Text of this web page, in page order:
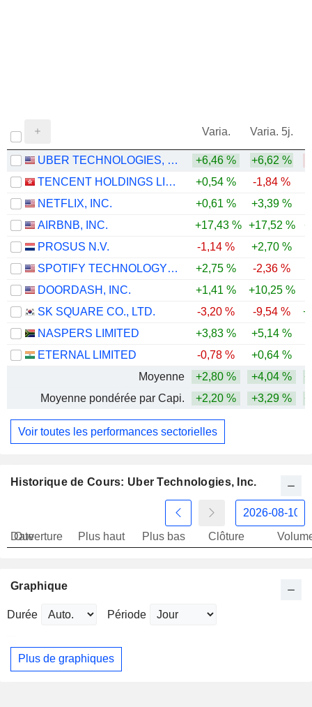
Varia. Varia. 5j.
UBER TECHNOLOGIES, INC. +6,46 % +6,62 %
TENCENT HOLDINGS LIMITED
+0,54 % -1,84 %
NETFLIX, INC.
+0,61 % +3,39 %
AIRBNB, INC.
+17,43 % +17,52 %
PROSUS N.V.
-1,14 % +2,70 %
SPOTIFY TECHNOLOGY S.A.
+2,75 % -2,36 %
DOORDASH, INC.
+1,41 % +10,25 %
SK SQUARE CO., LTD.
-3,20 % -9,54 %
NASPERS LIMITED
+3,83 % +5,14 %
ETERNAL LIMITED
-0,78 % +0,64 %
Moyenne
+2,80 % +4,04 %
Moyenne pondérée par Capi.
+2,20 % +3,29 %
Voir toutes les performances sectorielles
Historique de Cours: Uber Technologies, Inc.
Date
Ouverture Plus haut Plus bas Clôture
Graphique
Durée Période
Plus de graphiques